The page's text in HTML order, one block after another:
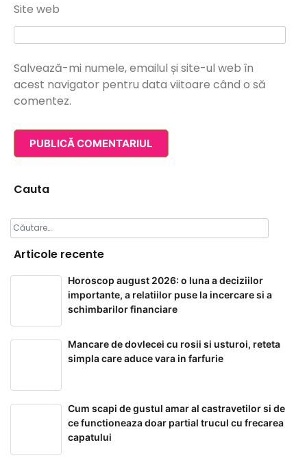
Site web
Salvează-mi numele, emailul și site-ul web în
acest navigator pentru data viitoare când o să
comentez.
Cauta
Caută
după:
Articole recente
Horoscop august 2026: o luna a deciziilor
importante, a relatiilor puse la incercare si a
schimbarilor financiare
Mancare de dovlecei cu rosii si usturoi, reteta
simpla care aduce vara in farfurie
Cum scapi de gustul amar al castravetilor si de
ce functioneaza doar partial trucul cu frecarea
capatului